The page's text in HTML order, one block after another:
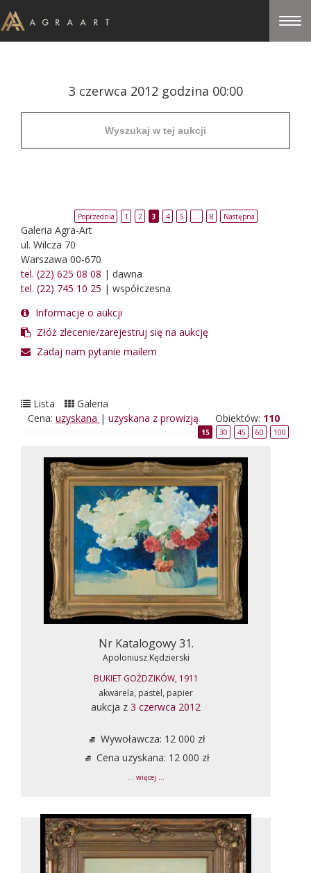
3 czerwca 2012 godzina 00:00
Poprzednia 1 2 3 4 5 8 Następna
Galeria Agra-Art
ul. Wilcza 70
Warszawa 00-670
tel. (22) 625 08 08 | dawna
tel. (22) 745 10 25 | współczesna
Informacje o aukcji
Złóż zlecenie/zarejestruj się na aukcję
Zadaj nam pytanie mailem
Lista
Galeria
Cena: uzyskana | uzyskana z prowizją Obiektów: 110
15 30 45 60 100
Nr Katalogowy 31.
Apoloniusz Kędzierski
BUKIET GOŹDZIKÓW, 1911
akwarela, pastel, papier
aukcja z 3 czerwca 2012
Wywoławcza: 12 000 zł
Cena uzyskana: 12 000 zł
... więcej ...